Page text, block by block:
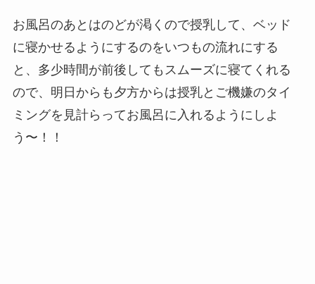
お風呂のあとはのどが渇くので授乳して、ベッド
に寝かせるようにするのをいつもの流れにする
と、多少時間が前後してもスムーズに寝てくれる
ので、明日からも夕方からは授乳とご機嫌のタイ
ミングを見計らってお風呂に入れるようにしよ
う〜！！